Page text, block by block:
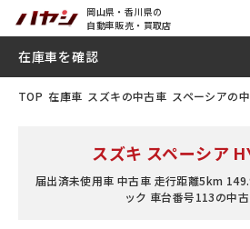
岡山県・香川県の
自動車販売・買取店
在庫車を確認
TOP 在庫車 スズキの中古車 スペーシアの
スズキ スペーシア
届出済未使用車 中古車 走行距離5km
ック 車台番号113の中